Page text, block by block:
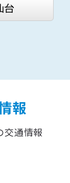
台
報
交通情報